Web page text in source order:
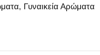
, Γυναικεία Αρώματα